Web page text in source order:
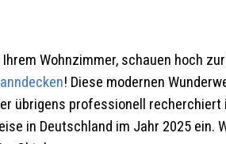
Wohnzimmer, schauen hoch
! Diese modernen
übrigens professionell
in Deutschland im Jahr 2025 ein.